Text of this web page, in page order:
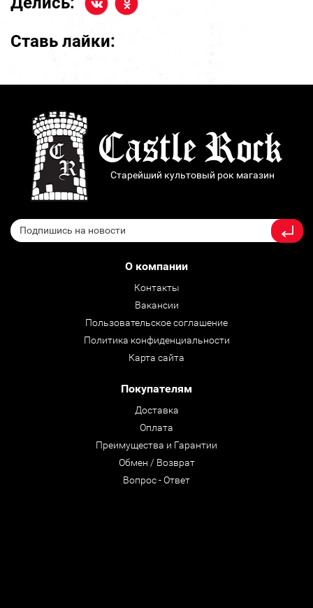
Ставь лайки:
Старейший культовый рок магазин
О компании
Контакты
Вакансии
Пользовательское соглашение
Политика конфиденциальности
Карта сайта
Покупателям
Доставка
Оплата
Преимущества и Гарантии
Обмен / Возврат
Вопрос - Ответ